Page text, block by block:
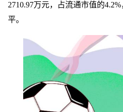
2710.97万元，占流通市值的
平。